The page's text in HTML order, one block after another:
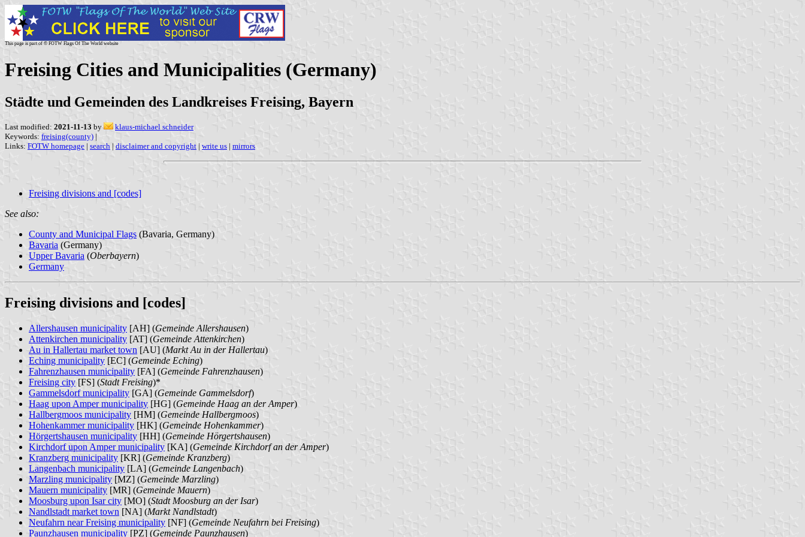
This page is part of © FOTW Flags Of The World website
Freising Cities and Municipalities (Germany)
Städte und Gemeinden des Landkreises Freising, Bayern
Last modified: 2021-11-13 by
klaus-michael schneider
Keywords: freising(county) |
Links: FOTW homepage | search | disclaimer and copyright | write us | mirrors
Freising divisions and [codes]
See also:
County and Municipal Flags (Bavaria, Germany)
Bavaria (Germany)
Upper Bavaria (Oberbayern)
Germany
Freising divisions and [codes]
Allershausen municipality [AH] (Gemeinde Allershausen)
Attenkirchen municipality [AT] (Gemeinde Attenkirchen)
Au in Hallertau market town [AU] (Markt Au in der Hallertau)
Eching municipality [EC] (Gemeinde Eching)
Fahrenzhausen municipality [FA] (Gemeinde Fahrenzhausen)
Freising city [FS] (Stadt Freising)*
Gammelsdorf municipality [GA] (Gemeinde Gammelsdorf)
Haag upon Amper municipality [HG] (Gemeinde Haag an der Amper)
Hallbergmoos municipality [HM] (Gemeinde Hallbergmoos)
Hohenkammer municipality [HK] (Gemeinde Hohenkammer)
Hörgertshausen municipality [HH] (Gemeinde Hörgertshausen)
Kirchdorf upon Amper municipality [KA] (Gemeinde Kirchdorf an der Amper)
Kranzberg municipality [KR] (Gemeinde Kranzberg)
Langenbach municipality [LA] (Gemeinde Langenbach)
Marzling municipality [MZ] (Gemeinde Marzling)
Mauern municipality [MR] (Gemeinde Mauern)
Moosburg upon Isar city [MO] (Stadt Moosburg an der Isar)
Nandlstadt market town [NA] (Markt Nandlstadt)
Neufahrn near Freising municipality [NF] (Gemeinde Neufahrn bei Freising)
Paunzhausen municipality [PZ] (Gemeinde Paunzhausen)